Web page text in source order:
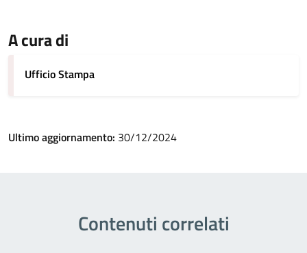
A cura di
Ufficio Stampa
Ultimo aggiornamento: 30/12/2024
Contenuti correlati